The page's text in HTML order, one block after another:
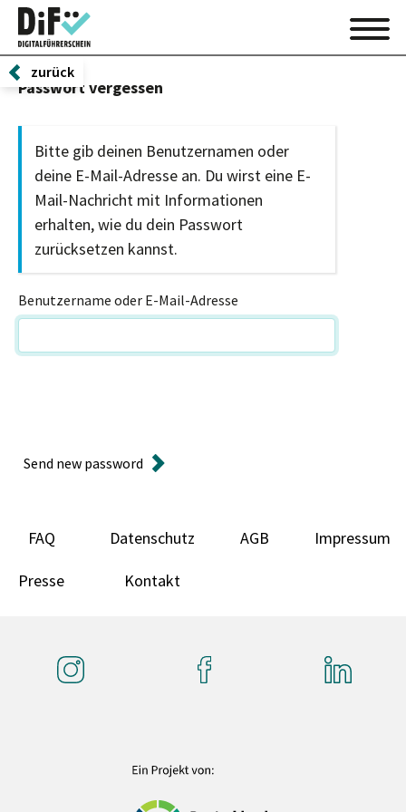
zurück
Passwort vergessen
Bitte gib deinen Benutzernamen oder
deine E-Mail-Adresse an. Du wirst eine E-
Mail-Nachricht mit Informationen
erhalten, wie du dein Passwort
zurücksetzen kannst.
Benutzername oder E-Mail-Adresse
Send new password
FAQ Datenschutz AGB Impressum
Presse Kontakt